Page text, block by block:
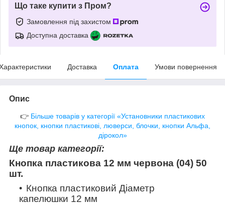
Що таке купити з Пром?
Замовлення під захистом
Доступна доставка
Доставка Оплата Умови повернення
Опис
👉 Більше товарів у категорії «Установники пластикових
кнопок, кнопки пластикові, люверси, блочки, кнопки Альфа,
дірокол»
Ще товар категорії:
Кнопка пластикова 12 мм червона (04) 50
шт.
Кнопка пластиковий Діаметр
капелюшки 12 мм